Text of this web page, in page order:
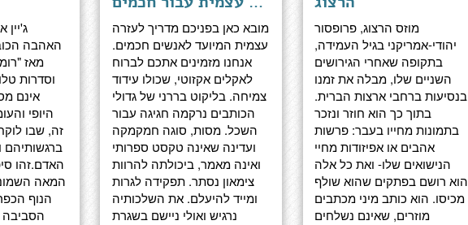
ג'יין
האהבה
מאז
וסדרות
אינם
היופי
זה, שבו
ברגשותיהם
האדם.זהו
המאה
הנוף
הסביבה
מובא כאן בפניכם מדריך לעזרה
עצמית המיועד לאנשים חכמים.
אנחנו מזמינים אתכם לברוח
לאקלים אקזוטי, שכולו עידוד
צמיחה. בליקוט בררני של גדולי
הכותבים נרקמה חגיגה עבור
השכל. מסות, סוגה חמקמקה
ועדינה שאינה טקסט ספרותי
ואינה מאמר, ביכולתה להרוות
צימאון נסתר. תפקידה לגרות
ומייד להיעלם. את השלכותיה
נרגיש ואולי ניישם בשגרת
מוזס הרצוג, פרופסור
יהודי-אמריקני בגיל העמידה,
בתקופה שאחרי הגירושים
השניים שלו, מבלה את זמנו
בנסיעות ברחבי ארצות הברית.
בתוך כך הוא חוזר ונזכר
בתמונות מחייו בעבר: פרשות
אהבים או אפיזודות מחיי
הנישואים שלו- ואת כל אלה
הוא רושם בפתקים שהוא שולף
מכיסו. הוא כותב מיני מכתבים
מוזרים, שאינם נשלחים